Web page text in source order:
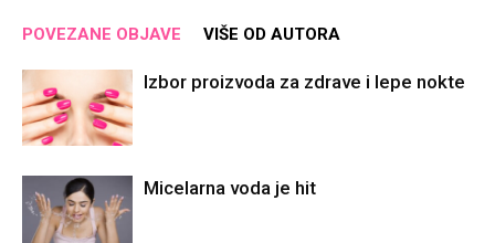
POVEZANE OBJAVE VIŠE OD AUTORA
Izbor proizvoda za zdrave i lepe nokte
Micelarna voda je hit